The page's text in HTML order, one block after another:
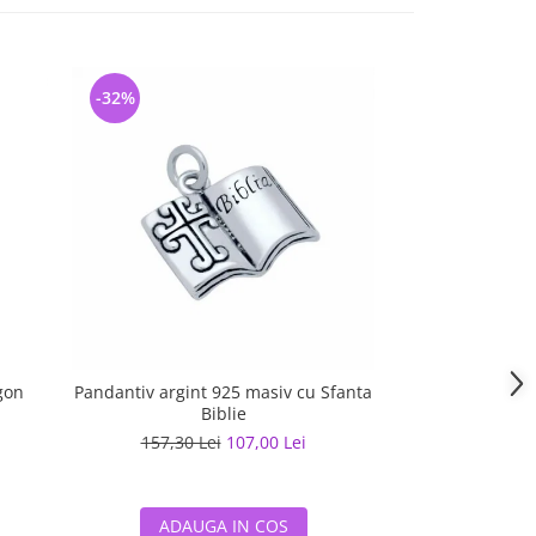
Pandantiv argint 925 masiv cu Sfanta
Biblie
157,30 Lei 107,00 Lei
-32%
ADAUGA IN COS
Pandantiv